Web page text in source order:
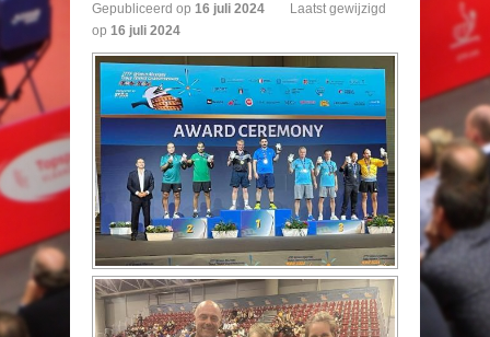
Gepubliceerd op 16 juli 2024
Laatst gewijzigd
op 16 juli 2024